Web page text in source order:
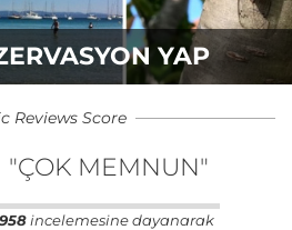
YAP
Reviews Score
"ÇOK MEMNUN"
incelemesine dayanarak